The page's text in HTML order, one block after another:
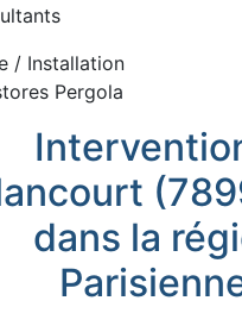
/ Installation
Pergola
dans la